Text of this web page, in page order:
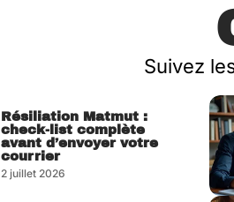
Suivez
Résiliation Matmut :
check-list complète
avant d’envoyer votre
courrier
2 juillet 2026